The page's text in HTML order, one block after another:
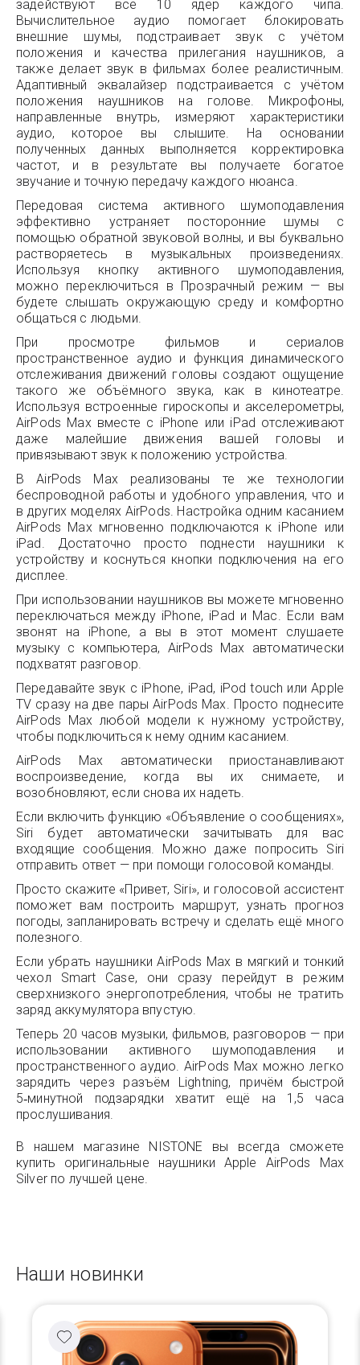
задействуют все 10 ядер каждого чипа.
Вычислительное аудио помогает блокировать
внешние шумы, подстраивает звук с учётом
положения и качества прилегания наушников, а
также делает звук в фильмах более реалистичным.
Адаптивный эквалайзер подстраивается с учётом
положения наушников на голове. Микрофоны,
направленные внутрь, измеряют характеристики
аудио, которое вы слышите. На основании
полученных данных выполняется корректировка
частот, и в результате вы получаете богатое
звучание и точную передачу каждого нюанса.
Передовая система активного шумоподавления
эффективно устраняет посторонние шумы с
помощью обратной звуковой волны, и вы буквально
растворяетесь в музыкальных произведениях.
Используя кнопку активного шумоподавления,
можно переключиться в Прозрачный режим — вы
будете слышать окружающую среду и комфортно
общаться с людьми.
При просмотре фильмов и сериалов
пространственное аудио и функция динамического
отслеживания движений головы создают ощущение
такого же объёмного звука, как в кинотеатре.
Используя встроенные гироскопы и акселерометры,
AirPods Max вместе с iPhone или iPad отслеживают
даже малейшие движения вашей головы и
привязывают звук к положению устройства.
В AirPods Max реализованы те же технологии
беспроводной работы и удобного управления, что и
в других моделях AirPods. Настройка одним касанием
AirPods Max мгновенно подключаются к iPhone или
iPad. Достаточно просто поднести наушники к
устройству и коснуться кнопки подключения на его
дисплее.
При использовании наушников вы можете мгновенно
переключаться между iPhone, iPad и Mac. Если вам
звонят на iPhone, а вы в этот момент слушаете
музыку с компьютера, AirPods Max автоматически
подхватят разговор.
Передавайте звук с iPhone, iPad, iPod touch или Apple
TV сразу на две пары AirPods Max. Просто поднесите
AirPods Max любой модели к нужному устройству,
чтобы подключиться к нему одним касанием.
AirPods Max автоматически приостанавливают
воспроизведение, когда вы их снимаете, и
возобновляют, если снова их надеть.
Если включить функцию «Объявление о сообщениях»,
Siri будет автоматически зачитывать для вас
входящие сообщения. Можно даже попросить Siri
отправить ответ — при помощи голосовой команды.
Просто скажите «Привет, Siri», и голосовой ассистент
поможет вам построить маршрут, узнать прогноз
погоды, запланировать встречу и сделать ещё много
полезного.
Если убрать наушники AirPods Max в мягкий и тонкий
чехол Smart Case, они сразу перейдут в режим
сверхнизкого энергопотребления, чтобы не тратить
заряд аккумулятора впустую.
Теперь 20 часов музыки, фильмов, разговоров — при
использовании активного шумоподавления и
пространственного аудио. AirPods Max можно легко
зарядить через разъём Lightning, причём быстрой
5‑минутной подзарядки хватит ещё на 1,5 часа
прослушивания.
В нашем магазине NISTONE вы всегда сможете
купить оригинальные наушники Apple AirPods Max
Silver по лучшей цене.
Наши новинки